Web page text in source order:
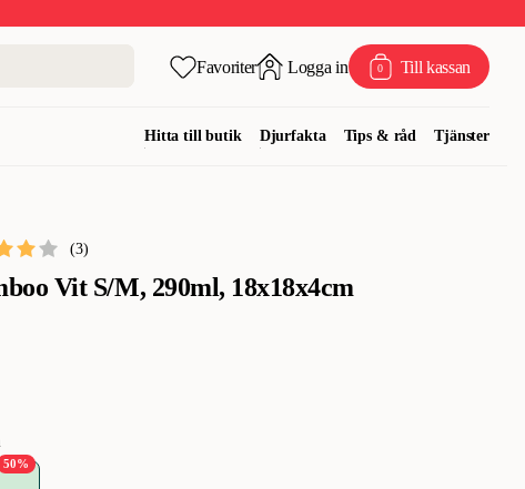
Favoriter Logga in 0 Till kassan
Hitta till butik Djurfakta Tips & råd Tjänster
Vit S/M, 290ml, 18x18x4cm
(3)
50%